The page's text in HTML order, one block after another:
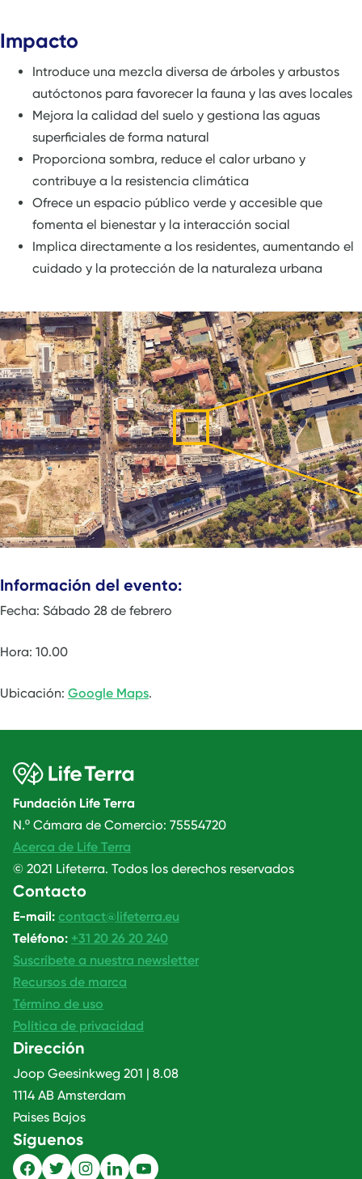
Impacto
Introduce una mezcla diversa de árboles y arbustos
autóctonos para favorecer la fauna y las aves locales
Mejora la calidad del suelo y gestiona las aguas
superficiales de forma natural
Proporciona sombra, reduce el calor urbano y
contribuye a la resistencia climática
Ofrece un espacio público verde y accesible que
fomenta el bienestar y la interacción social
Implica directamente a los residentes, aumentando el
cuidado y la protección de la naturaleza urbana
Información del evento:
Fecha: Sábado 28 de febrero
Hora: 10.00
Ubicación: Google Maps.
Fundación Life Terra
N.º Cámara de Comercio: 75554720
Acerca de Life Terra
© 2021 Lifeterra. Todos los derechos reservados
Contacto
E-mail: contact@lifeterra.eu
Teléfono: +31 20 26 20 240
Suscríbete a nuestra newsletter
Recursos de marca
Término de uso
Política de privacidad
Dirección
Joop Geesinkweg 201 | 8.08
1114 AB Amsterdam
Paises Bajos
Síguenos